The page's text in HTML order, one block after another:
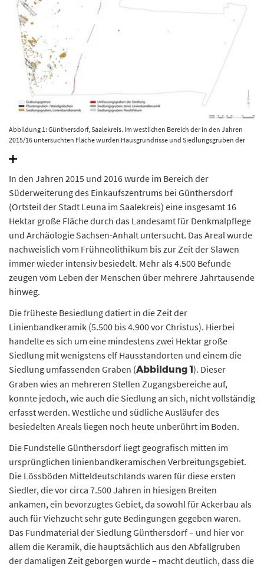
Abbildung 1: Günthersdorf, Saalekreis. Im westlichen Bereich der in den Jahren
2015/16 untersuchten Fläche wurden Hausgrundrisse und Siedlungsgruben der
Denkmalpflege und Archäologie Sachsen-Anhalt, Madeline Fröhlich.
In den Jahren 2015 und 2016 wurde im Bereich der
Süderweiterung des Einkaufszentrums bei Günthersdorf
(Ortsteil der Stadt Leuna im Saalekreis) eine insgesamt 16
Hektar große Fläche durch das Landesamt für Denkmalpflege
und Archäologie Sachsen-Anhalt untersucht. Das Areal wurde
nachweislich vom Frühneolithikum bis zur Zeit der Slawen
immer wieder intensiv besiedelt. Mehr als 4.500 Befunde
zeugen vom Leben der Menschen über mehrere Jahrtausende
hinweg.
Die früheste Besiedlung datiert in die Zeit der
Linienbandkeramik (5.500 bis 4.900 vor Christus). Hierbei
handelte es sich um eine mindestens zwei Hektar große
Siedlung mit wenigstens elf Hausstandorten und einem die
Siedlung umfassenden Graben (Abbildung 1). Dieser
Graben wies an mehreren Stellen Zugangsbereiche auf,
konnte jedoch, wie auch die Siedlung an sich, nicht vollständig
erfasst werden. Westliche und südliche Ausläufer des
besiedelten Areals liegen noch heute unberührt im Boden.
Die Fundstelle Günthersdorf liegt geografisch mitten im
ursprünglichen linienbandkeramischen Verbreitungsgebiet.
Die Lössböden Mitteldeutschlands waren für diese ersten
Siedler, die vor circa 7.500 Jahren in hiesigen Breiten
ankamen, ein bevorzugtes Gebiet, da sowohl für Ackerbau als
auch für Viehzucht sehr gute Bedingungen gegeben waren.
Das Fundmaterial der Siedlung Günthersdorf – und hier vor
allem die Keramik, die hauptsächlich aus den Abfallgruben
der damaligen Zeit geborgen wurde – macht deutlich, dass die